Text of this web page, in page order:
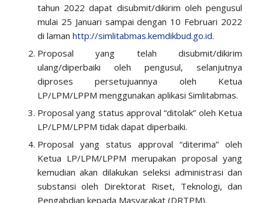
tahun 2022 dapat disubmit/dikirim oleh pengusul
mulai 25 Januari sampai dengan 10 Februari 2022
di laman http://simlitabmas.kemdikbud.go.id.
Proposal yang telah disubmit/dikirim
ulang/diperbaiki oleh pengusul, selanjutnya
diproses persetujuannya oleh Ketua
LP/LPM/LPPM menggunakan aplikasi Simlitabmas.
Proposal yang status approval “ditolak” oleh Ketua
LP/LPM/LPPM tidak dapat diperbaiki.
Proposal yang status approval “diterima” oleh
Ketua LP/LPM/LPPM merupakan proposal yang
kemudian akan dilakukan seleksi administrasi dan
substansi oleh Direktorat Riset, Teknologi, dan
Pengabdian kepada Masyarakat (DRTPM).